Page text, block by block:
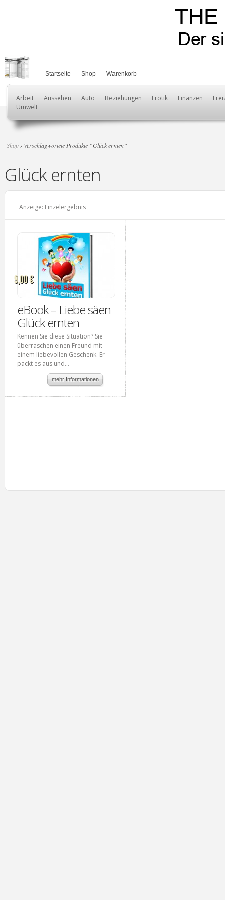
Startseite Shop Warenkorb
Arbeit Aussehen Auto Beziehungen Erotik Finanzen
Umwelt
Shop › Verschlagwortete Produkte “Glück ernten”
Glück ernten
Anzeige: Einzelergebnis
9,00 €
eBook – Liebe säen
Glück ernten
Kennen Sie diese Situation? Sie
überraschen einen Freund mit
einem liebevollen Geschenk. Er
packt es aus und...
mehr Informationen